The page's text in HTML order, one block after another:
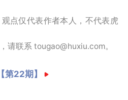
点仅代表作者本人，不代表虎
请联系 tougao@huxiu.com。
第22期】